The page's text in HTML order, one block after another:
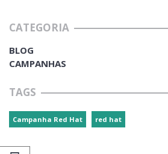
CATEGORIA
BLOG
CAMPANHAS
TAGS
Campanha Red Hat red hat